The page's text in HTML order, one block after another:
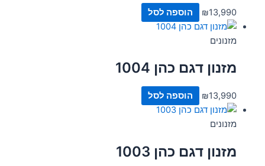
₪13,990 הוספה לסל
מזנונים
מזנון דגם כהן 1004
₪13,990 הוספה לסל
מזנונים
מזנון דגם כהן 1003